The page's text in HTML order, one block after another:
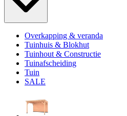
Overkapping & veranda
Tuinhuis & Blokhut
Tuinhout & Constructie
Tuinafscheiding
Tuin
SALE